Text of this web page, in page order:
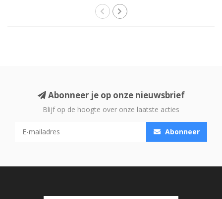
Abonneer je op onze nieuwsbrief
Blijf op de hoogte over onze laatste acties
Abonneer